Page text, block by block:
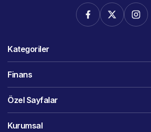
Kategoriler
Finans
Özel Sayfalar
Kurumsal